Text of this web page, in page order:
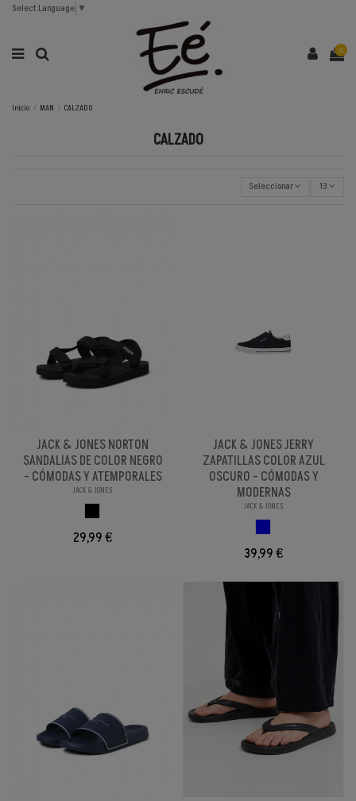
Select Language ▼
0
Inicio MAN CALZADO
CALZADO
Seleccionar 13
JACK & JONES NORTON
SANDALIAS DE COLOR NEGRO
- CÓMODAS Y ATEMPORALES
JACK & JONES
29,99 €
JACK & JONES JERRY
ZAPATILLAS COLOR AZUL
OSCURO - CÓMODAS Y
MODERNAS
JACK & JONES
39,99 €